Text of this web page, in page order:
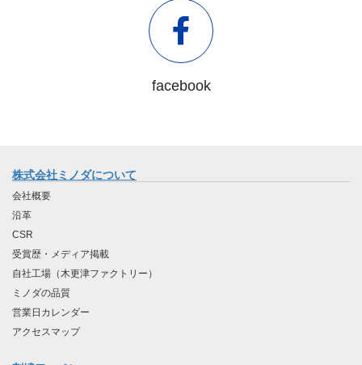
facebook
株式会社ミノダについて
会社概要
沿革
CSR
受賞歴・メディア掲載
自社工場（木更津ファクトリー）
ミノダの品質
営業日カレンダー
アクセスマップ